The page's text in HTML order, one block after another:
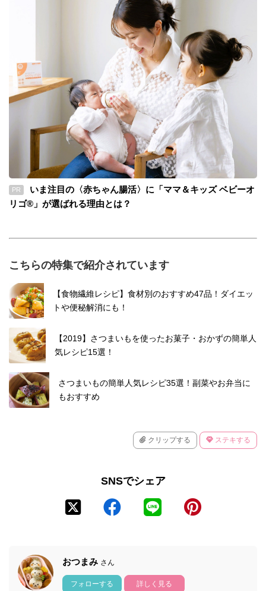
PR
いま注目の〈赤ちゃん腸活〉に「ママ＆キッズ ベビーオ
リゴ®」が選ばれる理由とは？
こちらの特集で紹介されています
【食物繊維レシピ】食材別のおすすめ47品！ダイエッ
トや便秘解消にも！
【2019】さつまいもを使ったお菓子・おかずの簡単人
気レシピ15選！
さつまいもの簡単人気レシピ35選！副菜やお弁当に
もおすすめ
クリップする ステキする
SNSでシェア
おつまみ さん
フォローする 詳しく見る